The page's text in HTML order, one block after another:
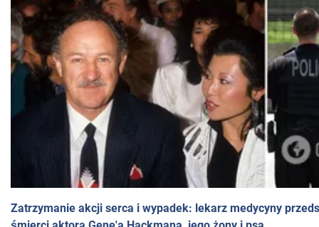
Zatrzymanie akcji serca i wypadek: lekarz medycyny